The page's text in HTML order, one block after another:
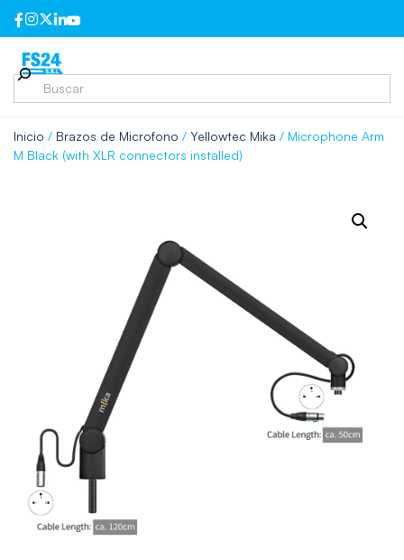
Inicio / Brazos de Microfono / Yellowtec Mika / Microphone Arm
M Black (with XLR connectors installed)